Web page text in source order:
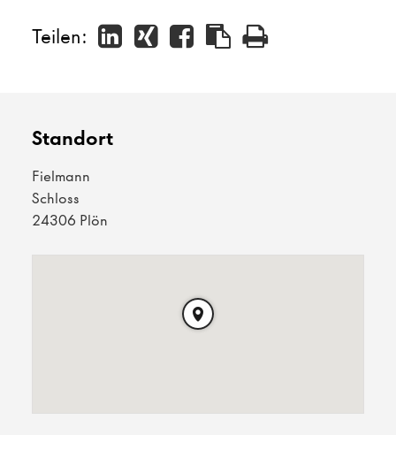
Teilen:
Standort
Fielmann
Schloss
24306 Plön